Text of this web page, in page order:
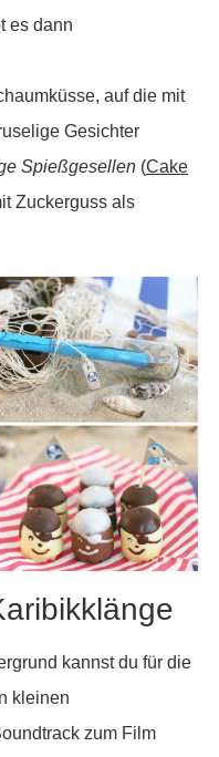
es dann
auf die mit
Gesichter
Spießgesellen (Cake
Zuckerguss als
kannst du für die
kleinen
zum Film